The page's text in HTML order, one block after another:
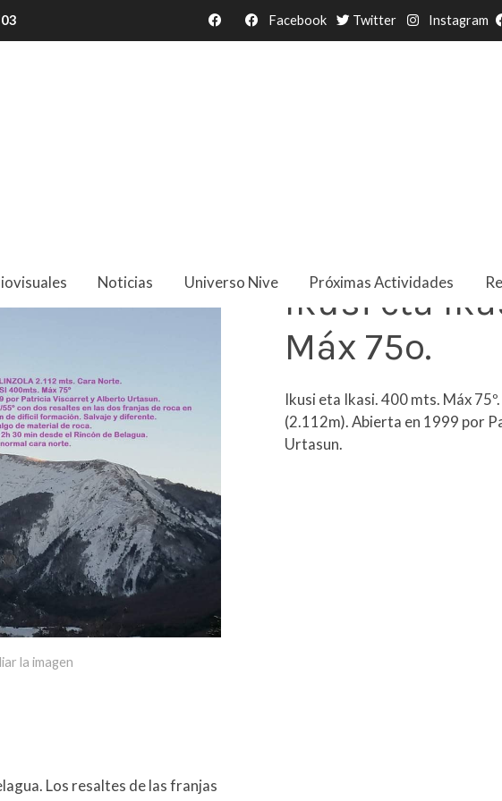
Facebook Twitter Instagram
Noticias Universo Nive Próximas Actividades
la imagen
Los resaltes de las franjas
Ikusi eta
Máx 75º.
Ikusi eta Ikasi. 400 mts. Máx
(2.112m). Abierta en 1999 por
Urtasun.